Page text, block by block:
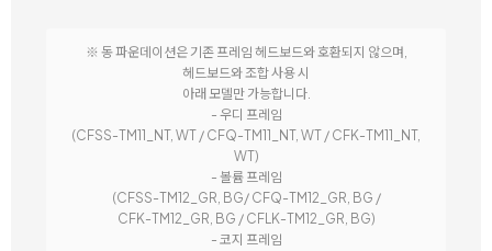
※ 동 파운데이션은 기존 프레임 헤드보드와 호환되지 않으며,
헤드보드와 조합 사용 시
아래 모델만 가능합니다.
- 우디 프레임
(CFSS-TM11_NT, WT / CFQ-TM11_NT, WT / CFK-TM11_NT,
WT)
- 볼륨 프레임
(CFSS-TM12_GR, BG/ CFQ-TM12_GR, BG /
CFK-TM12_GR, BG / CFLK-TM12_GR, BG)
- 코지 프레임